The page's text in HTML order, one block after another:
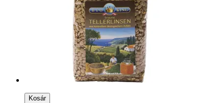
Kosár